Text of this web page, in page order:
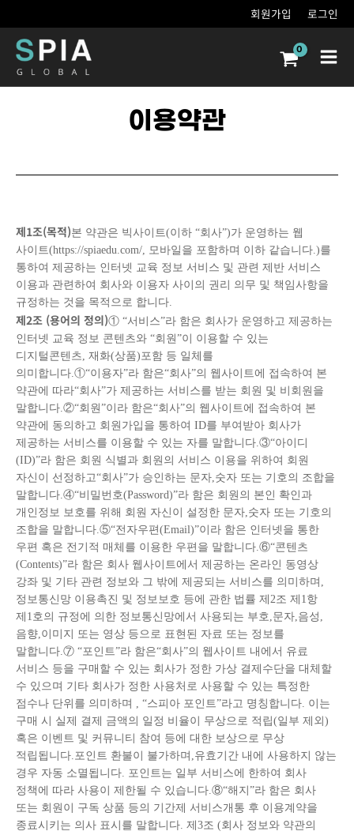
건너뛰기
회원가입 로그인
Menu
이용약관
제1조(목적)본 약관은 빅사이트(이하 “회사”)가 운영하는 웹
사이트(https://spiaedu.com/, 모바일을 포함하며 이하 같습니다.)를
통하여 제공하는 인터넷 교육 정보 서비스 및 관련 제반 서비스
이용과 관련하여 회사와 이용자 사이의 권리 의무 및 책임사항을
규정하는 것을 목적으로 합니다.
제2조 (용어의 정의)① “서비스”라 함은 회사가 운영하고 제공하는
인터넷 교육 정보 콘텐츠와 “회원”이 이용할 수 있는
디지털콘텐츠, 재화(상품)포함 등 일체를
의미합니다.①“이용자”라 함은“회사”의 웹사이트에 접속하여 본
약관에 따라“회사”가 제공하는 서비스를 받는 회원 및 비회원을
말합니다.②“회원”이라 함은“회사”의 웹사이트에 접속하여 본
약관에 동의하고 회원가입을 통하여 ID를 부여받아 회사가
제공하는 서비스를 이용할 수 있는 자를 말합니다.③“아이디
(ID)”라 함은 회원 식별과 회원의 서비스 이용을 위하여 회원
자신이 선정하고“회사”가 승인하는 문자,숫자 또는 기호의 조합을
말합니다.④“비밀번호(Password)”라 함은 회원의 본인 확인과
개인정보 보호를 위해 회원 자신이 설정한 문자,숫자 또는 기호의
조합을 말합니다.⑤“전자우편(Email)”이라 함은 인터넷을 통한
우편 혹은 전기적 매체를 이용한 우편을 말합니다.⑥“콘텐츠
(Contents)”라 함은 회사 웹사이트에서 제공하는 온라인 동영상
강좌 및 기타 관련 정보와 그 밖에 제공되는 서비스를 의미하며,
정보통신망 이용촉진 및 정보보호 등에 관한 법률 제2조 제1항
제1호의 규정에 의한 정보통신망에서 사용되는 부호,문자,음성,
음향,이미지 또는 영상 등으로 표현된 자료 또는 정보를
말합니다.⑦ “포인트”라 함은“회사”의 웹사이트 내에서 유료
서비스 등을 구매할 수 있는 회사가 정한 가상 결제수단을 대체할
수 있으며 기타 회사가 정한 사용처로 사용할 수 있는 특정한
점수나 단위를 의미하며 , “스피아 포인트”라고 명칭합니다. 이는
구매 시 실제 결제 금액의 일정 비율이 무상으로 적립(일부 제외)
혹은 이벤트 및 커뮤니티 참여 등에 대한 보상으로 무상
적립됩니다.포인트 환불이 불가하며,유효기간 내에 사용하지 않는
경우 자동 소멸됩니다. 포인트는 일부 서비스에 한하여 회사
정책에 따라 사용이 제한될 수 있습니다.⑧“해지”라 함은 회사
또는 회원이 구독 상품 등의 기간제 서비스개통 후 이용계약을
종료시키는 의사 표시를 말합니다. 제3조 (회사 정보와 약관의